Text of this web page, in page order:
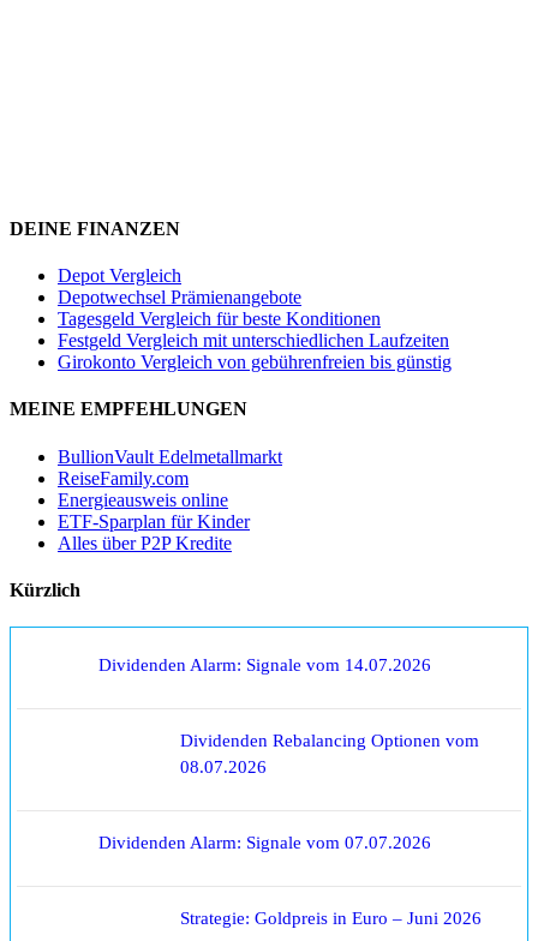
DEINE FINANZEN
Depot Vergleich
Depotwechsel Prämienangebote
Tagesgeld Vergleich für beste Konditionen
Festgeld Vergleich mit unterschiedlichen Laufzeiten
Girokonto Vergleich von gebührenfreien bis günstig
MEINE EMPFEHLUNGEN
BullionVault Edelmetallmarkt
ReiseFamily.com
Energieausweis online
ETF-Sparplan für Kinder
Alles über P2P Kredite
Kürzlich
Dividenden Alarm: Signale vom 14.07.2026
Dividenden Rebalancing Optionen vom
08.07.2026
Dividenden Alarm: Signale vom 07.07.2026
Strategie: Goldpreis in Euro – Juni 2026